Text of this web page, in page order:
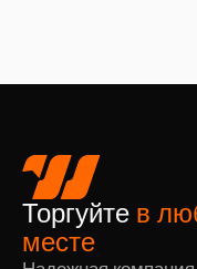
Торгуйте в
месте